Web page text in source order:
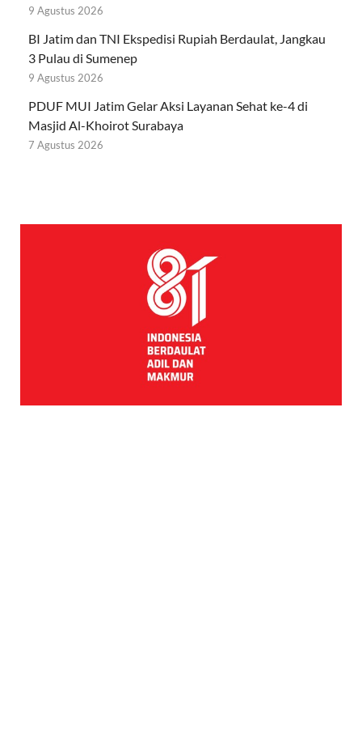
9 Agustus 2026
BI Jatim dan TNI Ekspedisi Rupiah Berdaulat, Jangkau
3 Pulau di Sumenep
9 Agustus 2026
PDUF MUI Jatim Gelar Aksi Layanan Sehat ke-4 di
Masjid Al-Khoirot Surabaya
7 Agustus 2026